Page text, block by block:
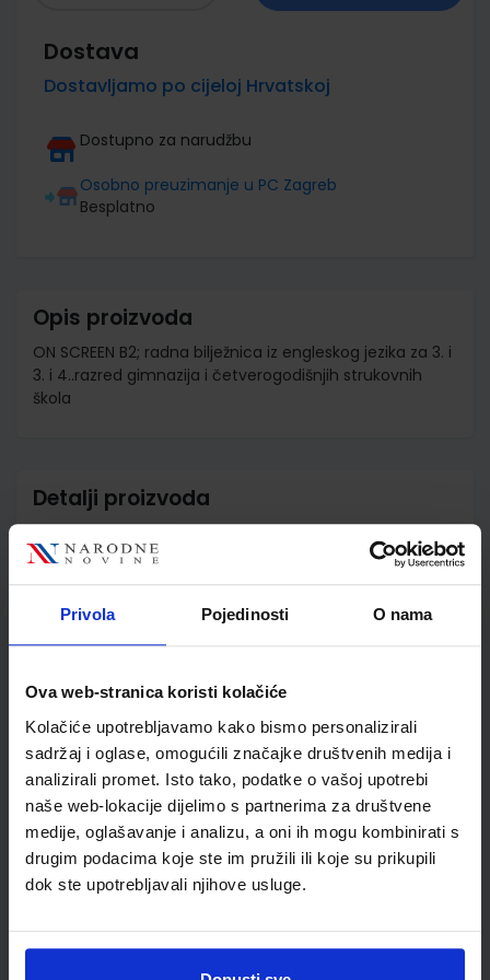
Privola Pojedinosti O nama
Ova web-stranica koristi kolačiće
Kolačiće upotrebljavamo kako bismo personalizirali
sadržaj i oglase, omogućili značajke društvenih medija i
analizirali promet. Isto tako, podatke o vašoj upotrebi
naše web-lokacije dijelimo s partnerima za društvene
medije, oglašavanje i analizu, a oni ih mogu kombinirati s
drugim podacima koje ste im pružili ili koje su prikupili
dok ste upotrebljavali njihove usluge.
Dostava
Dostavljamo po cijeloj Hrvatskoj
Dostupno za narudžbu
Osobno preuzimanje u PC Zagreb
Besplatno
Opis proizvoda
ON SCREEN B2; radna bilježnica iz engleskog jezika za 3. i
3. i 4..razred gimnazija i četverogodišnjih strukovnih
škola
Detalji proizvoda
Jedinična mjera
Autor
Jenny Dooley
Školski razred
Vrsta školske knjige
RADNA BILJEŽNICA
Nastavni predmet
ENGLESKI JEZIK
Reg br min
6547-DOM